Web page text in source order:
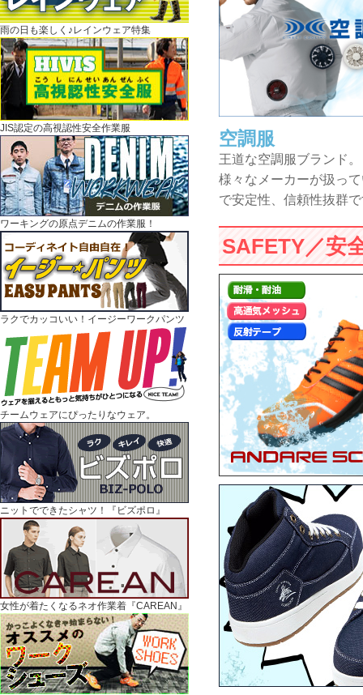
空調服
王道な空調服ブランド。
様々なメーカーが扱っ
で安定性、信頼性抜群
SAFETY／安
雨の日も楽しく♪レインウェア特集
JIS認定の高視認性安全作業服
ワーキングの原点デニムの作業服！
ラクでカッコいい！イージーワークパンツ
チームウェアにぴったりなウェア。
ニットでできたシャツ！『ビズポロ』
女性が着たくなるネオ作業着『CAREAN』